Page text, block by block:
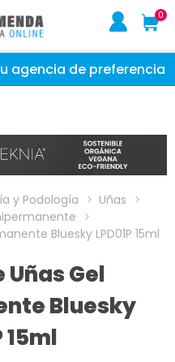
0
agencia de preferencia
y Podología
Uñas
Bluesky LPD01P 15ml
Uñas Gel
Bluesky
15ml